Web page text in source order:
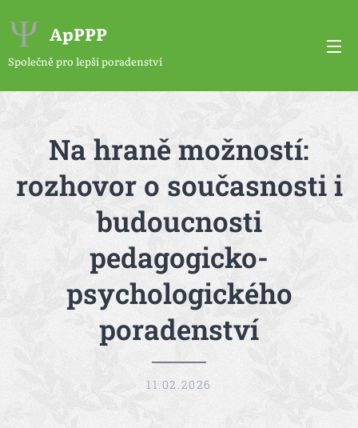
ApPPP
Společně pro lepší poradenství
Na hraně možností:
rozhovor o současnosti i
budoucnosti
pedagogicko-
psychologického
poradenství
11.02.2026